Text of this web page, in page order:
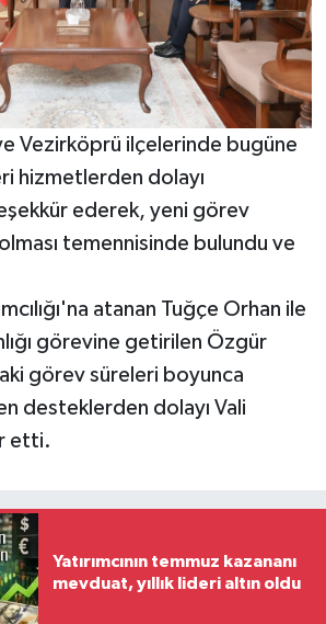
Vezirköprü ilçelerinde bugüne
hizmetlerden dolayı
ederek, yeni görev
temennisinde bulundu ve
atanan Tuğçe Orhan ile
görevine getirilen Özgür
görev süreleri boyunca
desteklerden dolayı Vali
etti.
Yatırımcının temmuz kazananı
mevduat, yıllık lideri altın oldu